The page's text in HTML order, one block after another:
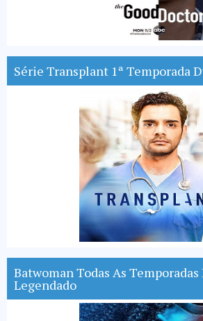
Série Transplant 1ª Temporada
Batwoman Todas As Temporadas
Legendado